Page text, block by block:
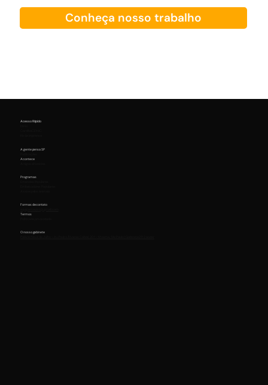
Conheça nosso trabalho
Acesso Rápido
A gente pensa SP
Acontece
Programas
Formas de contato
Termos
O nosso gabinete